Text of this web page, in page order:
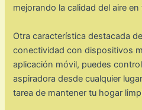
mejorando la calidad del aire en
Otra característica destacada
conectividad con dispositivos
aplicación móvil, puedes
aspiradora desde cualquier
tarea de mantener tu hogar